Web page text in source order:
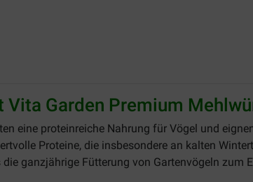
Garden Premium
eine proteinreiche Nahrung für Vögel und
Proteine, die insbesondere an kalten
ganzjährige Fütterung von Gartenvögeln zum